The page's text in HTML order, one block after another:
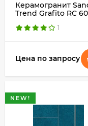
Керамогранит
Trend Grafito RC
1
Цена по запросу
NEW!